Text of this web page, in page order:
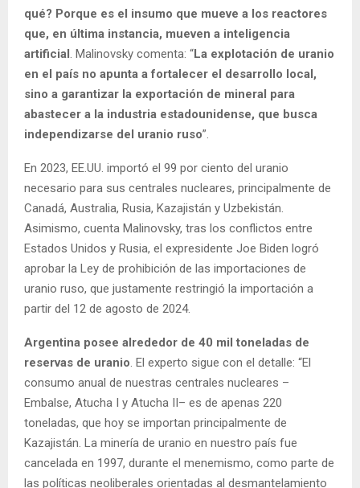
qué? Porque es el insumo que mueve a los reactores
que, en última instancia, mueven a inteligencia
artificial. Malinovsky comenta: “La explotación de uranio
en el país no apunta a fortalecer el desarrollo local,
sino a garantizar la exportación de mineral para
abastecer a la industria estadounidense, que busca
independizarse del uranio ruso”.
En 2023, EE.UU. importó el 99 por ciento del uranio
necesario para sus centrales nucleares, principalmente de
Canadá, Australia, Rusia, Kazajistán y Uzbekistán.
Asimismo, cuenta Malinovsky, tras los conflictos entre
Estados Unidos y Rusia, el expresidente Joe Biden logró
aprobar la Ley de prohibición de las importaciones de
uranio ruso, que justamente restringió la importación a
partir del 12 de agosto de 2024.
Argentina posee alrededor de 40 mil toneladas de
reservas de uranio. El experto sigue con el detalle: “El
consumo anual de nuestras centrales nucleares –
Embalse, Atucha I y Atucha II– es de apenas 220
toneladas, que hoy se importan principalmente de
Kazajistán. La minería de uranio en nuestro país fue
cancelada en 1997, durante el menemismo, como parte de
las políticas neoliberales orientadas al desmantelamiento